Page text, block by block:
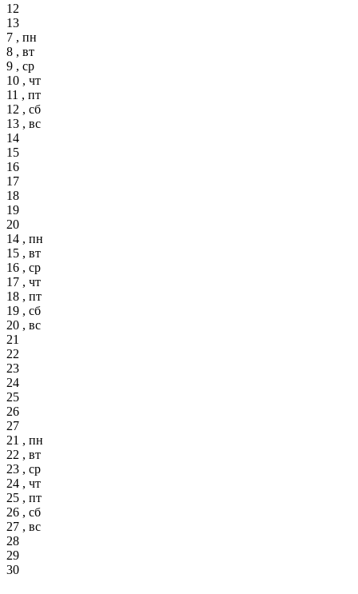
12
13
7 , пн
8 , вт
9 , ср
10 , чт
11 , пт
12 , сб
13 , вс
14
15
16
17
18
19
20
14 , пн
15 , вт
16 , ср
17 , чт
18 , пт
19 , сб
20 , вс
21
22
23
24
25
26
27
21 , пн
22 , вт
23 , ср
24 , чт
25 , пт
26 , сб
27 , вс
28
29
30